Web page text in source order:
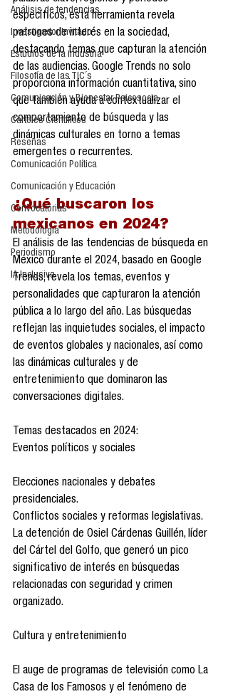
Análisis de tendencias
Investigador Invitado
Estudios de la industria
Filosofía de las TIC´s
Comunicación y Bienestar Psicosocia
Carteles Científicos
Reseñas
Comunicación Política
Comunicación y Educación
Convocatorias
Metodología
Periodismo
IA Inclusiva
específicos, esta herramienta revela
patrones de interés en la sociedad,
destacando temas que capturan la atención
de las audiencias. Google Trends no solo
proporciona información cuantitativa, sino
que también ayuda a contextualizar el
comportamiento de búsqueda y las
dinámicas culturales en torno a temas
emergentes o recurrentes.
¿Qué buscaron los
mexicanos en 2024?
El análisis de las tendencias de búsqueda en
México durante el 2024, basado en Google
Trends, revela los temas, eventos y
personalidades que capturaron la atención
pública a lo largo del año. Las búsquedas
reflejan las inquietudes sociales, el impacto
de eventos globales y nacionales, así como
las dinámicas culturales y de
entretenimiento que dominaron las
conversaciones digitales.
Temas destacados en 2024:
Eventos políticos y sociales
Elecciones nacionales y debates
presidenciales.
Conflictos sociales y reformas legislativas.
La detención de Osiel Cárdenas Guillén, líder
del Cártel del Golfo, que generó un pico
significativo de interés en búsquedas
relacionadas con seguridad y crimen
organizado.
Cultura y entretenimiento
El auge de programas de televisión como La
Casa de los Famosos y el fenómeno de